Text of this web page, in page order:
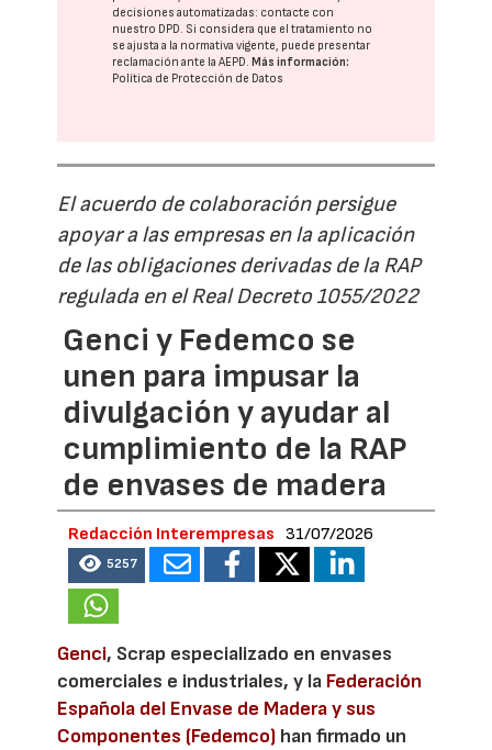
decisiones automatizadas: contacte con
nuestro DPD. Si considera que el tratamiento no
se ajusta a la normativa vigente, puede presentar
reclamación ante laAEPD.Más información:
Política de Protección de Datos
El acuerdo de colaboración persigue
apoyar a las empresas en la aplicación
de las obligaciones derivadas de la RAP
regulada en el Real Decreto 1055/2022
Genci y Fedemco se
unen para impusar la
divulgación y ayudar al
cumplimiento de la RAP
de envases de madera
Redacción Interempresas 31/07/2026
5257
Genci, Scrap especializado en envases
comerciales e industriales, y la Federación
Española del Envase de Madera y sus
Componentes (Fedemco) han firmado un